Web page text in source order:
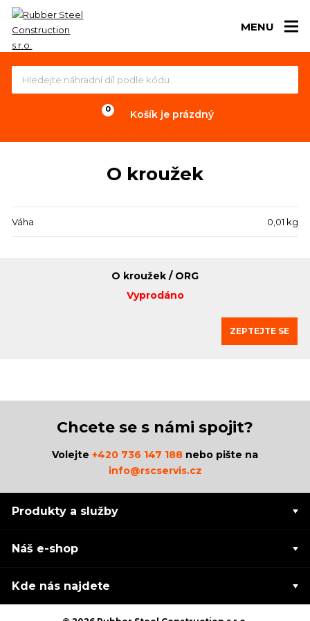
MENU
Košík je prázdný
O kroužek
Váha 0,01 kg
O kroužek / ORG
Vyprodáno
ZEPTEJTE SE
Chcete se s námi spojit?
Volejte +420 736 147 188 nebo pište na
info@rscservis.cz
Produkty a služby
Náš e-shop
Kde nás najdete